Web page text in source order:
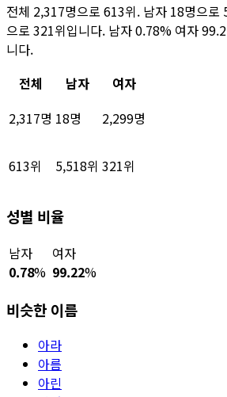
전체 2,317명으로 613위. 남자 18명으로
으로 321위입니다. 남자 0.78% 여자
니다.
전체
남자
여자
2,317명 18명 2,299명
613위 5,518위 321위
성별 비율
남자
0.78%
여자
99.22%
비슷한 이름
아라
아름
아린